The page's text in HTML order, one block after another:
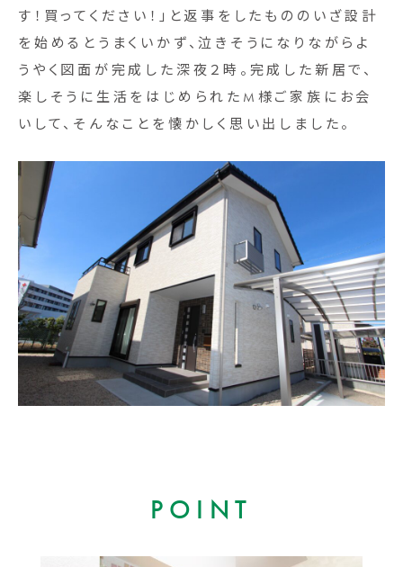
す！買ってください！」と返事をしたもののいざ設計
を始めるとうまくいかず、泣きそうになりながらよ
うやく図面が完成した深夜２時。完成した新居で、
楽しそうに生活をはじめられたM様ご家族にお会
いして、そんなことを懐かしく思い出しました。
POINT